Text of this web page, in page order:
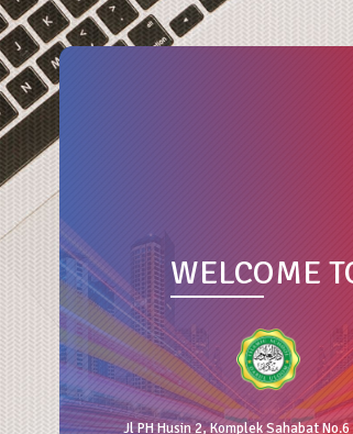
WELCOME
Jl PH Husin 2, Komplek Sahabat